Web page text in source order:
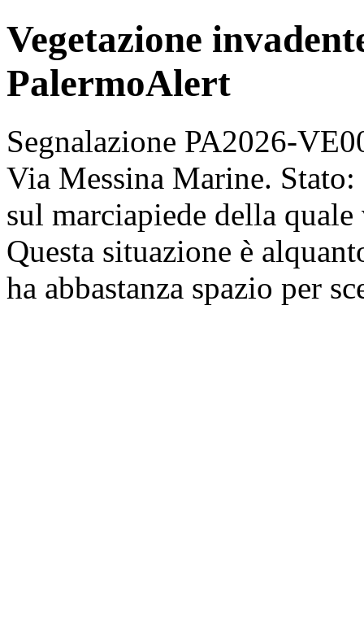
Vegetazione
PalermoAlert
Segnalazione PA2026-
Via Messina Marine.
sul marciapiede della
Questa situazione è
ha abbastanza spazio per